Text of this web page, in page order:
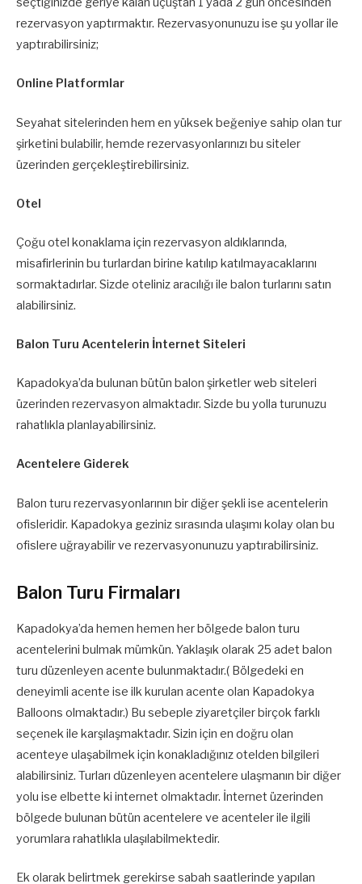
rezervasyon yaptırmaktır. Rezervasyonunuzu ise şu yollar ile
yaptırabilirsiniz;
Online Platformlar
Seyahat sitelerinden hem en yüksek beğeniye sahip olan tur
şirketini bulabilir, hemde rezervasyonlarınızı bu siteler
üzerinden gerçekleştirebilirsiniz.
Otel
Çoğu otel konaklama için rezervasyon aldıklarında,
misafirlerinin bu turlardan birine katılıp katılmayacaklarını
sormaktadırlar. Sizde oteliniz aracılığı ile balon turlarını satın
alabilirsiniz.
Balon Turu Acentelerin İnternet Siteleri
Kapadokya’da bulunan bütün balon şirketler web siteleri
üzerinden rezervasyon almaktadır. Sizde bu yolla turunuzu
rahatlıkla planlayabilirsiniz.
Acentelere Giderek
Balon turu rezervasyonlarının bir diğer şekli ise acentelerin
ofisleridir. Kapadokya geziniz sırasında ulaşımı kolay olan bu
ofislere uğrayabilir ve rezervasyonunuzu yaptırabilirsiniz.
Balon Turu Firmaları
Kapadokya’da hemen hemen her bölgede balon turu
acentelerini bulmak mümkün. Yaklaşık olarak 25 adet balon
turu düzenleyen acente bulunmaktadır.( Bölgedeki en
deneyimli acente ise ilk kurulan acente olan Kapadokya
Balloons olmaktadır.) Bu sebeple ziyaretçiler birçok farklı
seçenek ile karşılaşmaktadır. Sizin için en doğru olan
acenteye ulaşabilmek için konakladığınız otelden bilgileri
alabilirsiniz. Turları düzenleyen acentelere ulaşmanın bir diğer
yolu ise elbette ki internet olmaktadır. İnternet üzerinden
bölgede bulunan bütün acentelere ve acenteler ile ilgili
yorumlara rahatlıkla ulaşılabilmektedir.
Ek olarak belirtmek gerekirse sabah saatlerinde yapılan